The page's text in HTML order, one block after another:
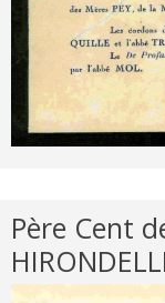
Père Cent